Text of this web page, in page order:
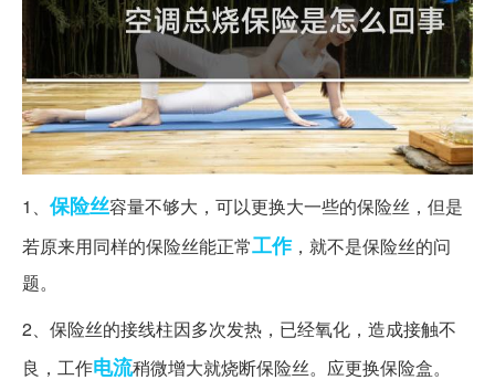
1、 保险丝容量不够大，可以更换大一些的保险丝，但是
若原来用同样的保险丝能正常工作，就不是保险丝的问
题。
2、保险丝的接线柱因多次发热，已经氧化，造成接触不
良，工作电流稍微增大就烧断保险丝。应更换保险盒。